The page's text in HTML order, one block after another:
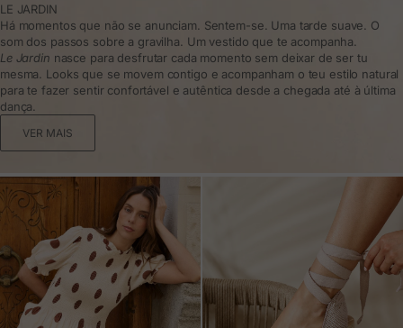
LE JARDIN
Há momentos que não se anunciam. Sentem-se. Uma tarde suave. O
som dos passos sobre a gravilha. Um vestido que te acompanha.
Le Jardin nasce para desfrutar cada momento sem deixar de ser tu
mesma. Looks que se movem contigo e acompanham o teu estilo natural
para te fazer sentir confortável e autêntica desde a chegada até à última
dança.
VER MAIS